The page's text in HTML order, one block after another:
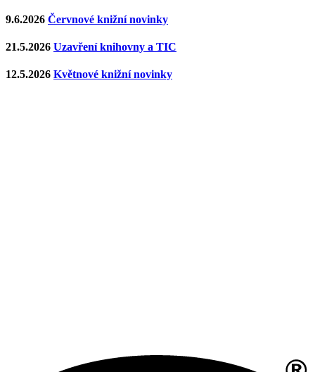
9.6.2026 Červnové knižní novinky
21.5.2026 Uzavření knihovny a TIC
12.5.2026 Květnové knižní novinky